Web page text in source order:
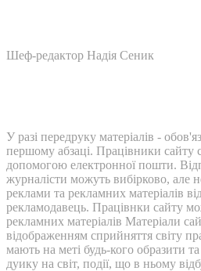
Шеф-редактор Надія Сеник
У разі передруку матеріалів -
першому абзаці. Працівники сайту
допомогою електронної пошти.
журналісти можуть вибірково, але
реклами та рекламних матеріалів
рекламодавець. Працівнки сайту
рекламних матеріалів Матеріали
відображенням сприйняття світу
мають на меті будь-кого образити
дуику на світ, події, що в ньому